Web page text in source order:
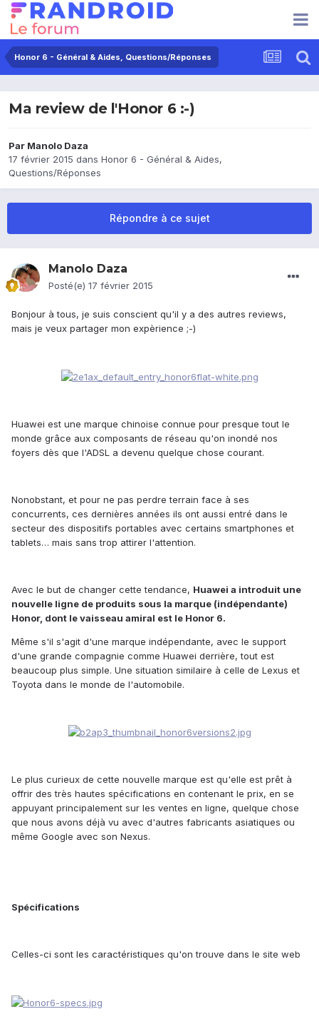
Honor 6 - Général & Aides, Questions/Réponses
Ma review de l'Honor 6 :-)
Par Manolo Daza
17 février 2015 dans Honor 6 - Général & Aides,
Questions/Réponses
Répondre à ce sujet
Manolo Daza
Posté(e) 17 février 2015
Bonjour à tous, je suis conscient qu'il y a des autres reviews,
mais je veux partager mon expèrience ;-)
Huawei est une marque chinoise connue pour presque tout le
monde grâce aux composants de réseau qu'on inondé nos
foyers dès que l'ADSL a devenu quelque chose courant.
Nonobstant, et pour ne pas perdre terrain face à ses
concurrents, ces dernières années ils ont aussi entré dans le
secteur des dispositifs portables avec certains smartphones et
tablets… mais sans trop attirer l'attention.
Avec le but de changer cettetendance, Huawei a introduit une
nouvelle ligne de produits sous la marque (indépendante)
Honor, dont levaisseau amiral est le Honor 6.
Même s'il s'agit d'une marque indépendante, avec le support
d'une grande compagnie comme Huawei derrière, tout est
beaucoup plus simple. Une situation similaire à celle de Lexus et
Toyota dans le monde de l'automobile.
Le plus curieux de cette nouvelle marque est qu'elle est prêt à
offrir des très hautes spécifications en contenant le prix, en se
appuyant principalement sur les ventes en ligne, quelque chose
que nous avons déjà vu avec d'autres fabricants asiatiques ou
même Google avec son Nexus.
Spécifications
Celles-ci sont les caractéristiques qu'on trouve dans le site web